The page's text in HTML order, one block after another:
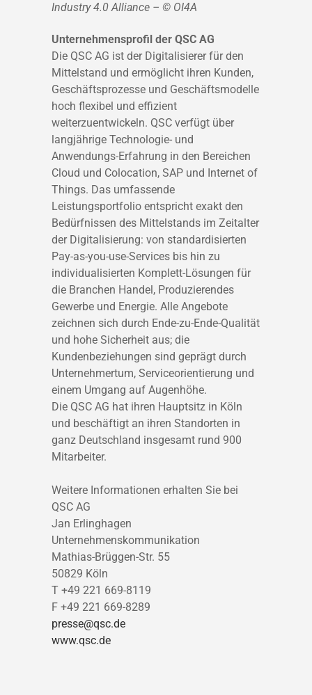
Industry 4.0 Alliance – © OI4A
Unternehmensprofil der QSC AG
Die QSC AG ist der Digitalisierer für den
Mittelstand und ermöglicht ihren Kunden,
Geschäftsprozesse und Geschäftsmodelle
hoch flexibel und effizient
weiterzuentwickeln. QSC verfügt über
langjährige Technologie- und
Anwendungs-Erfahrung in den Bereichen
Cloud und Colocation, SAP und Internet of
Things. Das umfassende
Leistungsportfolio entspricht exakt den
Bedürfnissen des Mittelstands im Zeitalter
der Digitalisierung: von standardisierten
Pay-as-you-use-Services bis hin zu
individualisierten Komplett-Lösungen für
die Branchen Handel, Produzierendes
Gewerbe und Energie. Alle Angebote
zeichnen sich durch Ende-zu-Ende-Qualität
und hohe Sicherheit aus; die
Kundenbeziehungen sind geprägt durch
Unternehmertum, Serviceorientierung und
einem Umgang auf Augenhöhe.
Die QSC AG hat ihren Hauptsitz in Köln
und beschäftigt an ihren Standorten in
ganz Deutschland insgesamt rund 900
Mitarbeiter.
Weitere Informationen erhalten Sie bei
QSC AG
Jan Erlinghagen
Unternehmenskommunikation
Mathias-Brüggen-Str. 55
50829 Köln
T +49 221 669-8119
F +49 221 669-8289
presse@qsc.de
www.qsc.de